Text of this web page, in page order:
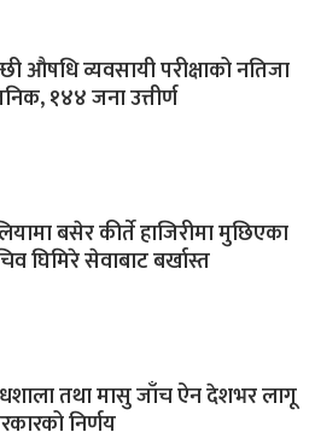
औषधि व्यवसायी परीक्षाको नतिजा
१४४ जना उत्तीर्ण
बसेर कीर्ते हाजिरीमा मुछिएका
घिमिरे सेवाबाट बर्खास्त
तथा मासु जाँच ऐन देशभर लागू
निर्णय